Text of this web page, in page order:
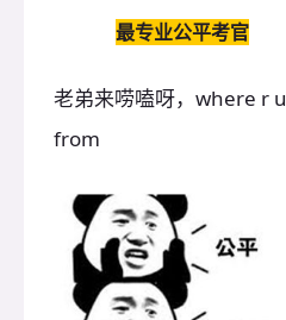
最专业公平考官
老弟来唠嗑呀，where r u
from